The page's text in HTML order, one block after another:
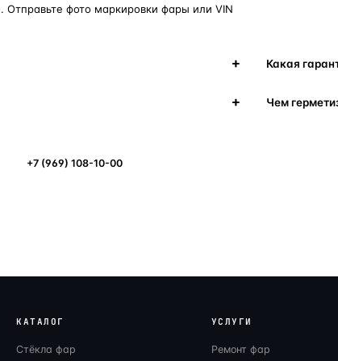
фото маркировки фары или VIN
Какая
Чем
+7 (969) 108-10-00
КАТАЛОГ
Стёкла фар
УСЛУГИ
Ремонт фар